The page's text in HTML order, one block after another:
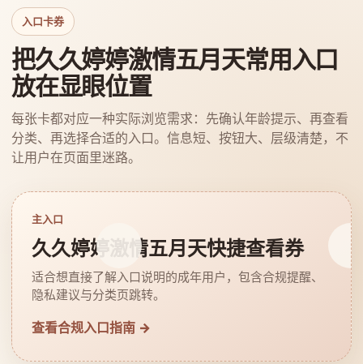
入口卡券
把久久婷婷激情五月天常用入口
放在显眼位置
每张卡都对应一种实际浏览需求：先确认年龄提示、再查看
分类、再选择合适的入口。信息短、按钮大、层级清楚，不
让用户在页面里迷路。
主入口
久久婷婷激情五月天快捷查看券
适合想直接了解入口说明的成年用户，包含合规提醒、
隐私建议与分类页跳转。
查看合规入口指南 →